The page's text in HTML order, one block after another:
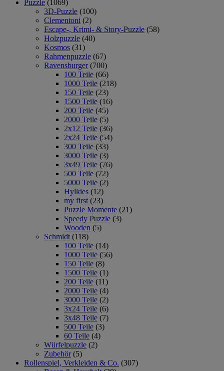
Puzzle (1069)
3D-Puzzle (100)
Clementoni (2)
Escape-, Krimi- & Story-Puzzle (58)
Holzpuzzle (40)
Kosmos (31)
Rahmenpuzzle (67)
Ravensburger (700)
100 Teile (66)
1000 Teile (218)
150 Teile (23)
1500 Teile (16)
200 Teile (45)
2000 Teile (5)
2x12 Teile (36)
2x24 Teile (54)
300 Teile (33)
3000 Teile (3)
3x49 Teile (76)
500 Teile (72)
5000 Teile (2)
Hylkies (12)
my first (23)
Puzzle Momente (21)
Speedy Puzzle (3)
Wooden (5)
Schmidt (118)
100 Teile (14)
1000 Teile (56)
150 Teile (8)
1500 Teile (1)
200 Teile (11)
2000 Teile (4)
3000 Teile (2)
3x24 Teile (6)
3x48 Teile (7)
500 Teile (3)
60 Teile (4)
Würfelpuzzle (2)
Zubehör (5)
Rollenspiel, Verkleiden & Co. (307)